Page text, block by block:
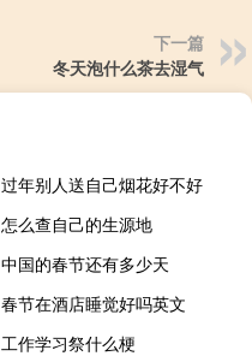
下一篇
冬天泡什么茶去湿气
过年别人送自己烟花好不好
怎么查自己的生源地
中国的春节还有多少天
春节在酒店睡觉好吗英文
工作学习祭什么梗